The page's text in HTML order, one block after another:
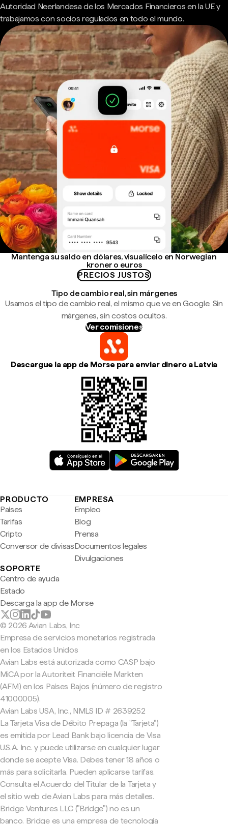
Autoridad Neerlandesa de los Mercados Financieros en la UE y
trabajamos con socios regulados en todo el mundo.
Mantenga su saldo en dólares, visualícelo en Norwegian
kroner o euros
PRECIOS JUSTOS
Tipo de cambio real, sin márgenes
Usamos el tipo de cambio real, el mismo que ve en Google. Sin
márgenes, sin costos ocultos.
Ver comisiones
Descargue la app de Morse para enviar dinero a Latvia
PRODUCTO
Países
Tarifas
Cripto
Conversor de divisas
EMPRESA
Empleo
Blog
Prensa
Documentos legales
Divulgaciones
SOPORTE
Centro de ayuda
Estado
Descarga la app de Morse
© 2026 Avian Labs, Inc
Empresa de servicios monetarios registrada
en los Estados Unidos
Avian Labs está autorizada como CASP bajo
MiCA por la Autoriteit Financiële Markten
(AFM) en los Países Bajos (número de registro
41000005).
Avian Labs USA, Inc., NMLS ID # 2639252
La Tarjeta Visa de Débito Prepaga (la "Tarjeta")
es emitida por Lead Bank bajo licencia de Visa
U.S.A. Inc. y puede utilizarse en cualquier lugar
donde se acepte Visa. Debes tener 18 años o
más para solicitarla. Pueden aplicarse tarifas.
Consulta el Acuerdo del Titular de la Tarjeta y
el sitio web de Avian Labs para más detalles.
Bridge Ventures LLC ("Bridge") no es un
banco. Bridge es una empresa de tecnología